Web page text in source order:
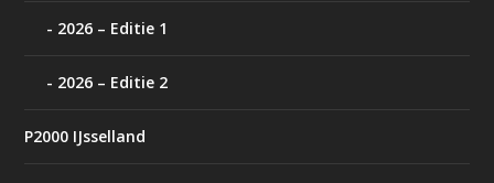
2026 – Editie 1
2026 – Editie 2
P2000 IJsselland